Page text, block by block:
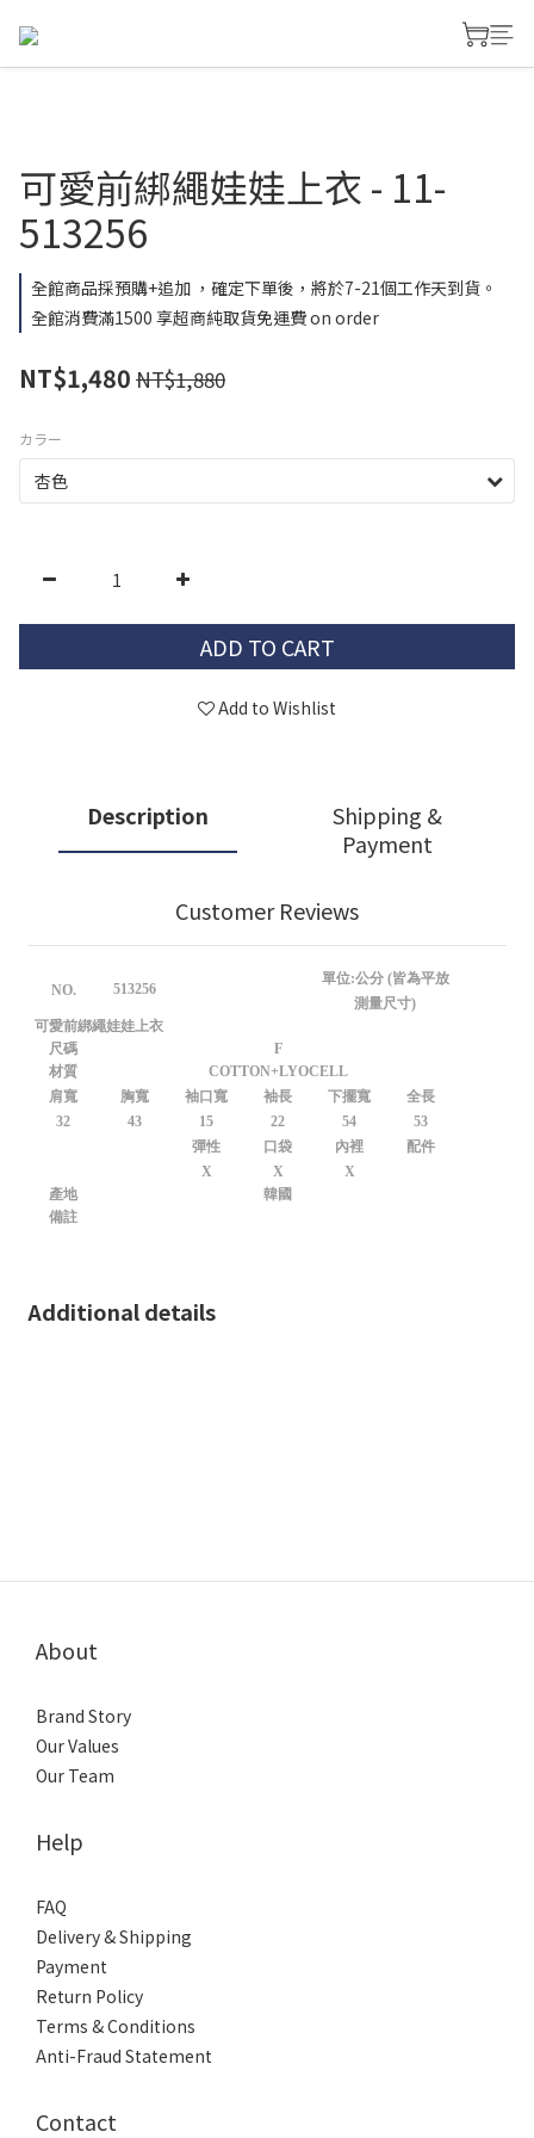
可愛前綁繩娃娃上衣 - 11-
513256
全館商品採預購+追加 ，確定下單後，將於7-21個工作天到貨。
全館消費滿1500 享超商純取貨免運費 on order
NT$1,480 NT$1,880
カラー
ADD TO CART
Add to Wishlist
Description
Shipping &
Payment
Customer Reviews
NO. 513256
單位:公分 (皆為平放
測量尺寸)
可愛前綁繩娃娃上衣
尺碼
F
材質
COTTON+LYOCELL
肩寬
胸寬 袖口寬 袖長 下擺寬
全長
32
43 15 22 54
53
彈性
口袋 內裡
配件
X
X
X
產地
韓國
備註
Additional details
About
Brand Story
Our Values
Our Team
Help
FAQ
Delivery & Shipping
Payment
Return Policy
Terms & Conditions
Anti-Fraud Statement
Contact